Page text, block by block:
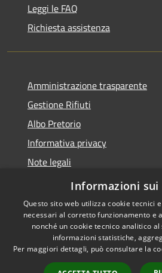
Leggi le FAQ
Richiesta assistenza
Amministrazione trasparente
Gestione Rifiuti
Albo Pretorio
Informativa privacy
Note legali
Dichiarazione di accessibilità
Accessibilità
by
Informazioni sui
Questo sito web utilizza cookie tecnici
necessari al corretto funzionamento e
nonché un cookie tecnico analitico
informazioni statistiche,
Per maggiori dettagli, può consultare la